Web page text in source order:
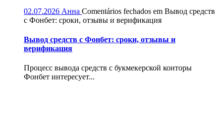
02.07.2026 Анна Comentários fechados em Вывод средств
с Фонбет: сроки, отзывы и верификация
Вывод средств с Фонбет: сроки, отзывы и
верификация
Процесс вывода средств с букмекерской конторы
Фонбет интересует...